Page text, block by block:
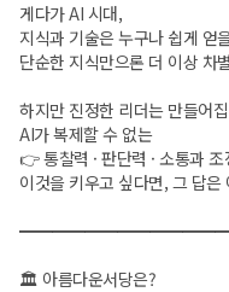
게다가 AI 시대,
지식과 기술은 누구나 쉽게 얻
단순한 지식만으론 더 이상 차
하지만 진정한 리더는 만들어
AI가 복제할 수 없는
👉 통찰력 · 판단력 · 소통과 조
이것을 키우고 싶다면, 그 답은
🏛 아름다운서당은?